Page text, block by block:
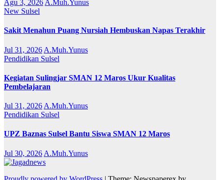
Agu 3, 2026 A.Muh.Yunus
New Sulsel
Sakit Menahun Puang Nursiah Hembuskan Napas Terakhir
Jul 31, 2026 A.Muh.Yunus
Pendidikan Sulsel
Kegiatan Sulingjar SMAN 12 Maros Ukur Kualitas
Pembelajaran
Jul 31, 2026 A.Muh.Yunus
Pendidikan Sulsel
UPZ Baznas Sulsel Bantu Siswa SMAN 12 Maros
Jul 30, 2026 A.Muh.Yunus